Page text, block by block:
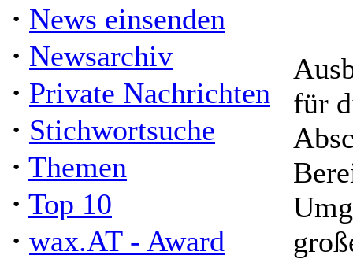
· News einsenden
· Newsarchiv
· Private Nachrichten
· Stichwortsuche
· Themen
· Top 10
· wax.AT - Award
für